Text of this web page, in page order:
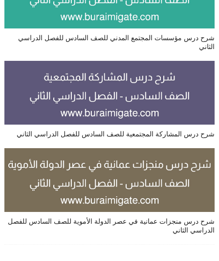
شرح درس مؤسسات المجتمع المدني للصف السادس للفصل الدراسي
الثاني
شرح درس المشاركة المجتمعية للصف السادس للفصل الدراسي الثاني
شرح درس منجزات عمانية في عصر الدولة الأموية للصف السادس للفصل
الدراسي الثاني